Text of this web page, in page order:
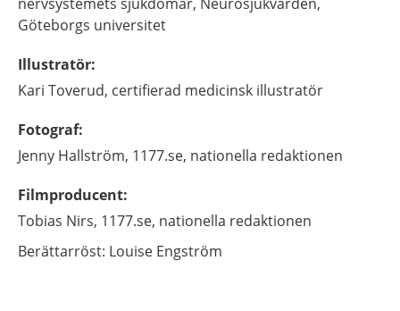
Göteborgs universitet
Illustratör:
Kari Toverud, certifierad medicinsk illustratör
Fotograf:
Jenny Hallström, 1177.se, nationella redaktionen
Filmproducent:
Tobias Nirs, 1177.se, nationella redaktionen
Berättarröst: Louise Engström